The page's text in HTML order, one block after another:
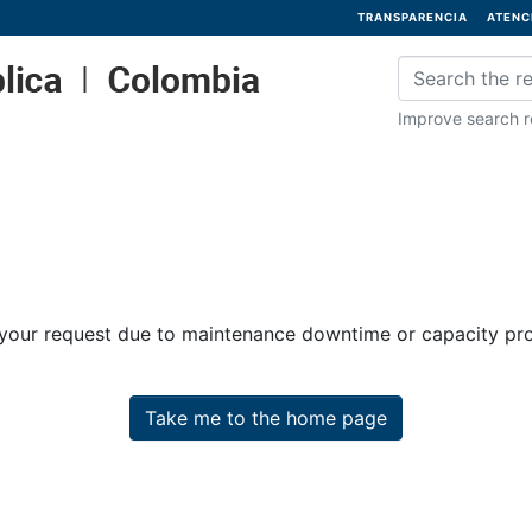
TRANSPARENCIA
Improve search
request due to maintenance downtime or capacity
Take me to the home page